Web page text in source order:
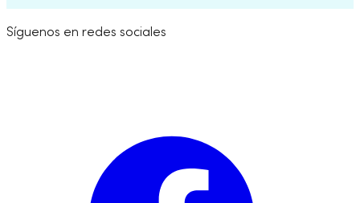
Síguenos en redes sociales